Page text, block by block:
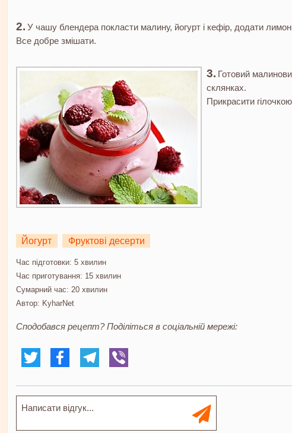
У чашу блендера покласти малину, йогурт і кефір, додати
Все добре змішати.
Готовий
склянках.
Прикрасити
Йогурт Фруктові десерти
Час підготовки: 5 хвилин
Час приготування: 15 хвилин
Сумарний час: 20 хвилин
Автор: KyharNet
Сподобався рецепт? Поділіться в соціальній мережі: